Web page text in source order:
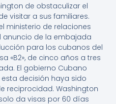
de obstaculizar el
visitar a sus familiares.
ministerio de relaciones
anuncio de la embajada
para los cubanos del
«B2», de cinco años a tres
El gobierno Cubano
decisión haya sido
reciprocidad. Washington
da visas por 60 días